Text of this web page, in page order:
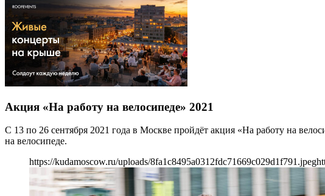
Акция «На работу на велосипеде» 2021
С 13 по 26 сентября 2021 года в Москве пройдёт акция «На работу на
на велосипеде.
https://kudamoscow.ru/uploads/8fa1c8495a0312fdc71669c029d1f791.jpeg